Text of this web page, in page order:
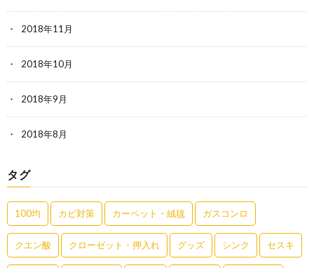
2018年11月
2018年10月
2018年9月
2018年8月
タグ
100均 カビ対策 カーペット・絨毯 ガスコンロ
クエン酸 クローゼット・押入れ グッズ シンク セスキ